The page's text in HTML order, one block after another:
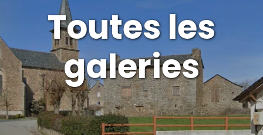
Toutes les
galeries